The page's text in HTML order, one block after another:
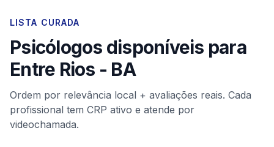
LISTA CURADA
Psicólogos disponíveis para
Entre Rios - BA
Ordem por relevância local + avaliações reais. Cada
profissional tem CRP ativo e atende por
videochamada.